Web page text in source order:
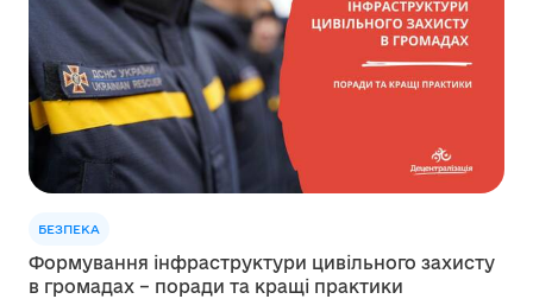
БЕЗПЕКА
Формування інфраструктури цивільного захисту
в громадах – поради та кращі практики